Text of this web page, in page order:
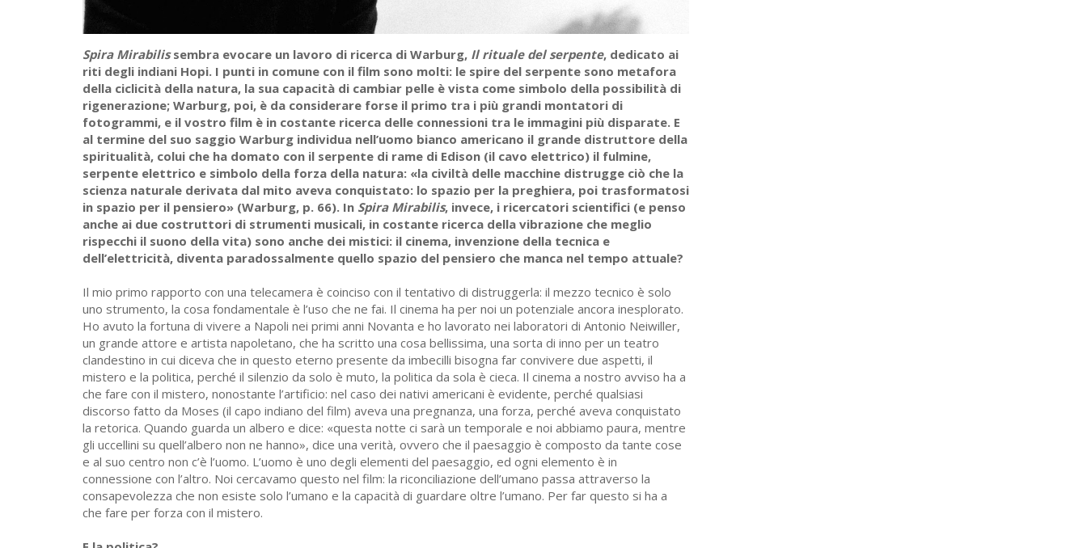
Spira Mirabilissembra evocare un lavoro di ricerca di Warburg, Il rituale del serpente, dedicato ai
riti degli indiani Hopi. I punti in comune con il film sono molti: le spire del serpente sono metafora
della ciclicità della natura, la sua capacità di cambiar pelle è vista come simbolo della possibilità di
rigenerazione; Warburg, poi, è da considerare forse il primo tra i più grandi montatori di
fotogrammi, e il vostro film è in costante ricerca delle connessioni tra le immagini più disparate. E
al termine del suo saggio Warburg individua nell’uomo bianco americano il grande distruttore della
spiritualità, colui che ha domato con il serpente di rame di Edison (il cavo elettrico) il fulmine,
serpente elettrico e simbolo della forza della natura: «la civiltà delle macchine distrugge ciò che la
scienza naturale derivata dal mito aveva conquistato: lo spazio per la preghiera, poi trasformatosi
in spazio per il pensiero» (Warburg, p. 66). In Spira Mirabilis, invece, i ricercatori scientifici (e penso
anche ai due costruttori di strumenti musicali, in costante ricerca della vibrazione che meglio
rispecchi il suono della vita) sono anche dei mistici: il cinema, invenzione della tecnica e
dell’elettricità, diventa paradossalmente quello spazio del pensiero che manca nel tempo attuale?
Il mio primo rapporto con una telecamera è coinciso con il tentativo di distruggerla: il mezzo tecnico è solo
uno strumento, la cosa fondamentale è l’uso che ne fai. Il cinema ha per noi un potenziale ancora inesplorato.
Ho avuto la fortuna di vivere a Napoli nei primi anni Novanta e ho lavorato nei laboratori di Antonio Neiwiller,
un grande attore e artista napoletano, che ha scritto una cosa bellissima, una sorta di inno per un teatro
clandestino in cui diceva che in questo eterno presente da imbecilli bisogna far convivere due aspetti, il
mistero e la politica, perché il silenzio da solo è muto, la politica da sola è cieca. Il cinema a nostro avviso ha a
che fare con il mistero, nonostante l’artificio: nel caso dei nativi americani è evidente, perché qualsiasi
discorso fatto da Moses (il capo indiano del film) aveva una pregnanza, una forza, perché aveva conquistato
la retorica. Quando guarda un albero e dice: «questa notte ci sarà un temporale e noi abbiamo paura, mentre
gli uccellini su quell’albero non ne hanno», dice una verità, ovvero che il paesaggio è composto da tante cose
e al suo centro non c’è l’uomo. L’uomo è uno degli elementi del paesaggio, ed ogni elemento è in
connessione con l’altro. Noi cercavamo questo nel film: la riconciliazione dell’umano passa attraverso la
consapevolezza che non esiste solo l’umano e la capacità di guardare oltre l’umano. Per far questo si ha a
che fare per forza con il mistero.